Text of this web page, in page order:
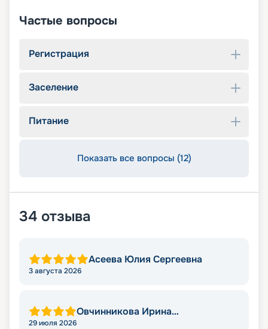
Частые вопросы
Регистрация
Заселение
Питание
Показать все вопросы (12)
34 отзыва
Асеева Юлия Сергеевна
3 августа 2026
Овчинникова Ирина
29 июля 2026